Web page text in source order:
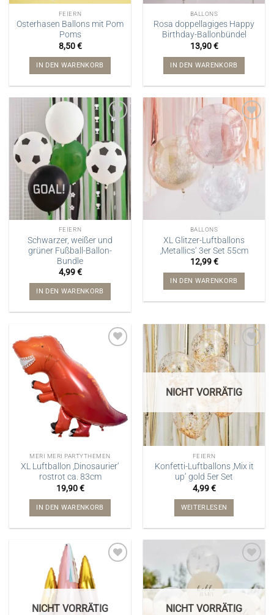
FEIERN
Osterhasen Ballons mit Pom
Poms
8,50€
IN DEN WARENKORB
BALLONS
Rosa doppellagiges Happy
Birthday-Ballonbündel
13,90€
IN DEN WARENKORB
FEIERN
Schwarzer, weißer und
grüner Fußball-Ballon-
Bundle
4,99€
IN DEN WARENKORB
BALLONS
XL Glitzer-Luftballons
‚Metallics‘ 3er Set 55cm
12,99€
IN DEN WARENKORB
MERI MERI PARTYTHEMEN
XL Luftballon ‚Dinosaurier‘
rostrot ca. 83cm
19,90€
IN DEN WARENKORB
NICHT VORRÄTIG
FEIERN
Konfetti-Luftballons ‚Mix it
up‘ gold 5er Set
4,99€
WEITERLESEN
NICHT VORRÄTIG NICHT VORRÄTIG